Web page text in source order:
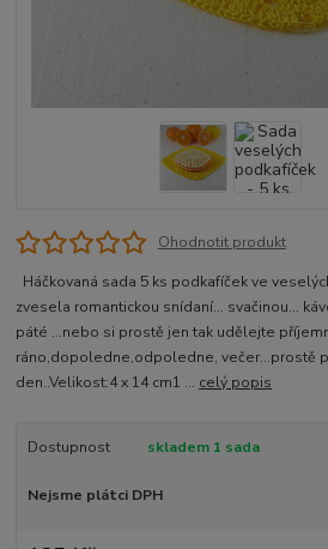
Ohodnotit produkt
Háčkovaná sada 5 ks podkafíček ve
zvesela romantickou snídaní... svačinou...
páté ...nebo si prostě jen tak udělejte
ráno,dopoledne,odpoledne, večer...prostě
den..Velikost:4 x 14 cm1 ... celý popis
Dostupnost skladem 1 sada
Nejsme plátci DPH